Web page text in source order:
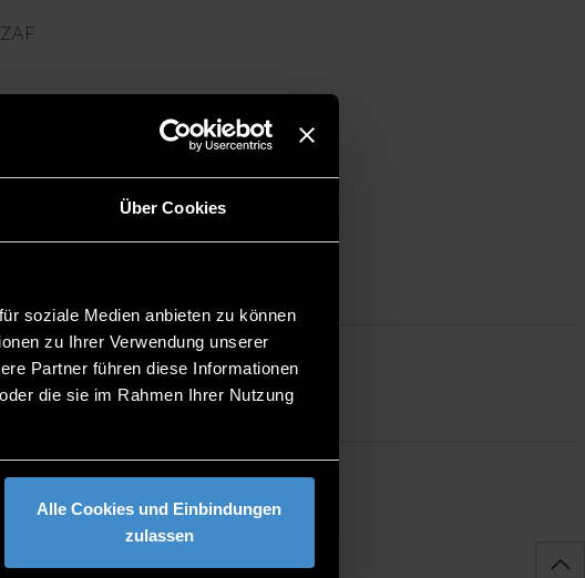
Über Cookies
soziale Medien anbieten zu können
zu Ihrer Verwendung unserer
Partner führen diese Informationen
die sie im Rahmen Ihrer Nutzung
Alle Cookies und Einbindungen
zulassen
deg.de